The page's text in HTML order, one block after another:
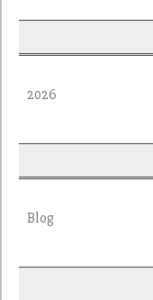
2026
Blog